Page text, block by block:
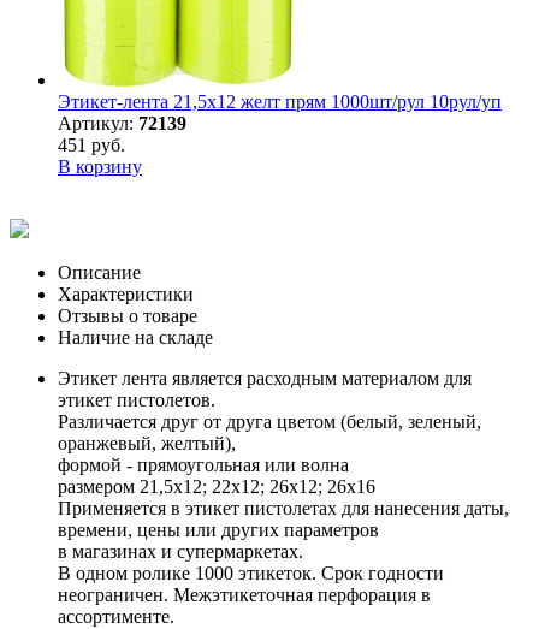
Этикет-лента 21,5х12 желт прям 1000шт/рул 10рул/уп
Артикул: 72139
451 руб.
В корзину
Описание
Характеристики
Отзывы о товаре
Наличие на складе
Этикет лента является расходным материалом для
этикет пистолетов.
Различается друг от друга цветом (белый, зеленый,
оранжевый, желтый),
формой - прямоугольная или волна
размером 21,5х12; 22x12; 26x12; 26x16
Применяется в этикет пистолетах для нанесения даты,
времени, цены или других параметров
в магазинах и супермаркетах.
В одном ролике 1000 этикеток. Срок годности
неограничен. Межэтикеточная перфорация в
ассортименте.